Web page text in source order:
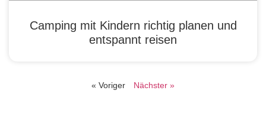
Camping mit Kindern richtig planen und
entspannt reisen
« Voriger Nächster »